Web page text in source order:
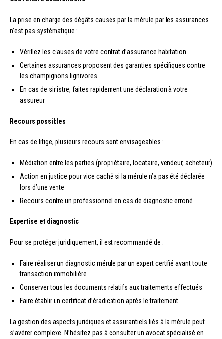
La prise en charge des dégâts causés par la mérule par les assurances
n’est pas systématique :
Vérifiez les clauses de votre contrat d’assurance habitation
Certaines assurances proposent des garanties spécifiques contre
les champignons lignivores
En cas de sinistre, faites rapidement une déclaration à votre
assureur
Recours possibles
En cas de litige, plusieurs recours sont envisageables :
Médiation entre les parties (propriétaire, locataire, vendeur, acheteur)
Action en justice pour vice caché si la mérule n’a pas été déclarée
lors d’une vente
Recours contre un professionnel en cas de diagnostic erroné
Expertise et diagnostic
Pour se protéger juridiquement, il est recommandé de :
Faire réaliser un diagnostic mérule par un expert certifié avant toute
transaction immobilière
Conserver tous les documents relatifs aux traitements effectués
Faire établir un certificat d’éradication après le traitement
La gestion des aspects juridiques et assurantiels liés à la mérule peut
s’avérer complexe. N’hésitez pas à consulter un avocat spécialisé en